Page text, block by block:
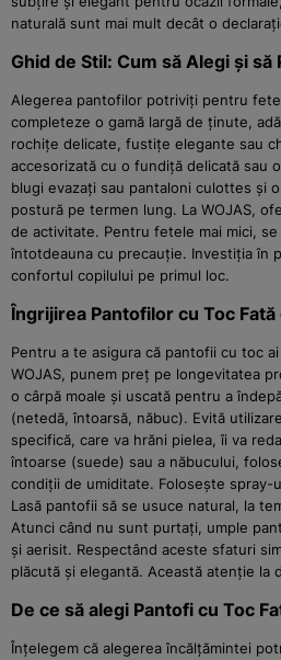
naturală sunt mai mult decât o
Ghid de Stil: Cum să Alegi și
Alegerea pantofilor potriviți pentru
completeze o gamă largă de ținute,
rochițe delicate, fustițe elegante sau
accesorizată cu o fundiță delicată sau
blugi evazați sau pantaloni culottes și
postură pe termen lung. La WOJAS,
de activitate. Pentru fetele mai mici,
întotdeauna cu precauție. Investiția în
confortul copilului pe primul loc.
Îngrijirea Pantofilor cu Toc
Pentru a te asigura că pantofii cu toc
WOJAS, punem preț pe longevitatea
o cârpă moale și uscată pentru a
(netedă, întoarsă, năbuc). Evită
specifică, care va hrăni pielea, îi va
întoarse (suede) sau a năbucului,
condiții de umiditate. Folosește spray-
Lasă pantofii să se usuce natural, la
Atunci când nu sunt purtați, umple
și aerisit. Respectând aceste sfaturi
plăcută și elegantă. Această atenție
De ce să alegi Pantofi cu Toc
Înțelegem că alegerea încălțămintei